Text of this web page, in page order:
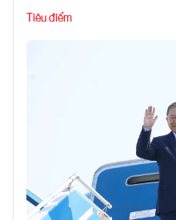
Tiêu điểm